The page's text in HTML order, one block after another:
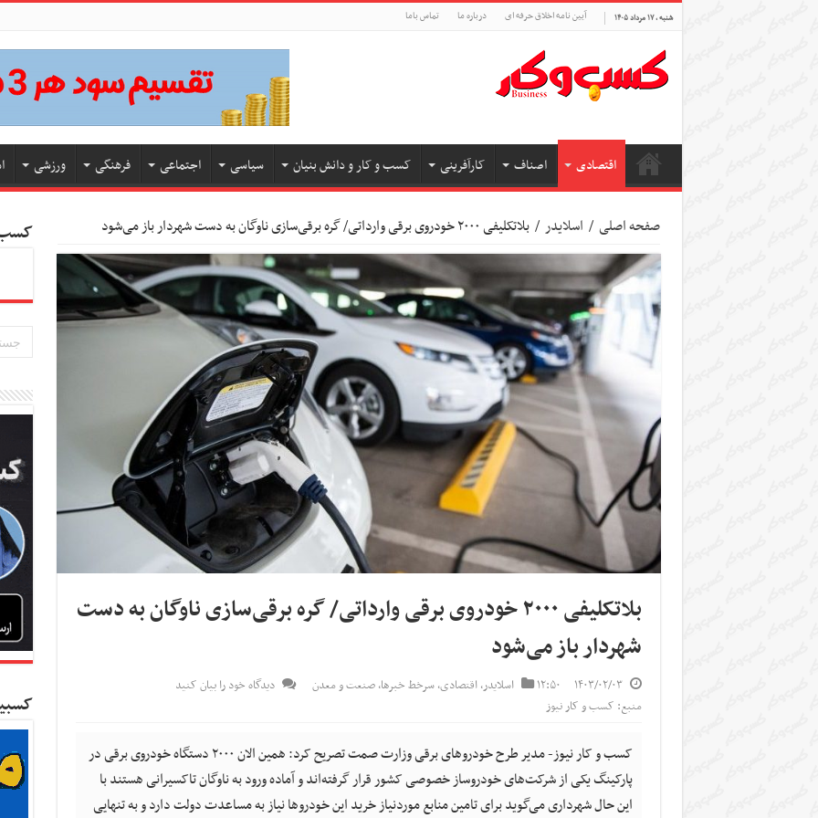
شنبه , ۱۷ مرداد ۱۴۰۵ آیین نامه اخلاق حرفه ای درباره ما تماس باما
اقتصادی اصناف کارآفرینی کسب و کار و دانش بنیان سیاسی اجتماعی فرهنگی ورزشی
صفحه اصلی / اسلایدر / بلاتکلیفی ۲۰۰۰ خودروی برقی وارداتی/ گره برقی‌سازی ناوگان به دست شهردار باز می‌شود
بلاتکلیفی ۲۰۰۰ خودروی برقی وارداتی/ گره برقی‌سازی ناوگان به دست
شهردار باز می‌شود
۱۴۰۳/۰۲/۰۳ ۱۲:۵۰ اسلایدر,اقتصادی,سرخط خبرها,صنعت و معدن
دیدگاه خود را بیان کنید
منبع: کسب و کار نیوز
کسب و کار نیوز- مدیر طرح خودروهای برقی وزارت صمت تصریح کرد: همین الان ۲۰۰۰ دستگاه خودروی برقی در
پارکینگ یکی از شرکت‌های خودروساز خصوصی کشور قرار گرفته‌اند و آماده ورود به ناوگان تاکسیرانی هستند با
این حال شهرداری می‌گوید برای تامین منابع موردنیاز خرید این خودروها نیاز به مساعدت دولت دارد و به تنهایی
کسب